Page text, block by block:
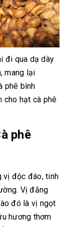
đi qua dạ dày
mang lại
phê bình
cho hạt cà phê
phê
vị độc đáo, tinh
Vị đắng
đó là vị ngọt
hương thơm